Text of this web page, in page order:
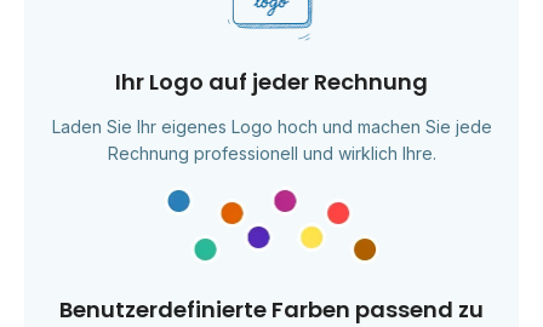
Ihr Logo auf jeder Rechnung
Laden Sie Ihr eigenes Logo hoch und machen Sie jede
Rechnung professionell und wirklich Ihre.
Benutzerdefinierte Farben passend zu